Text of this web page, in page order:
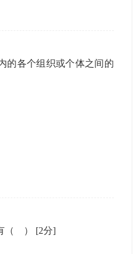
的各个组织或个体之间的
（ ） [2分]